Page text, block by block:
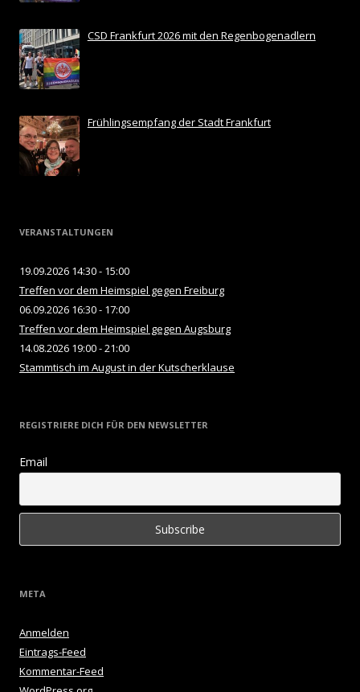
CSD Frankfurt 2026 mit den Regenbogenadlern
Frühlingsempfang der Stadt Frankfurt
VERANSTALTUNGEN
19.09.2026 14:30 - 15:00
Treffen vor dem Heimspiel gegen Freiburg
06.09.2026 16:30 - 17:00
Treffen vor dem Heimspiel gegen Augsburg
14.08.2026 19:00 - 21:00
Stammtisch im August in der Kutscherklause
REGISTRIERE DICH FÜR DEN NEWSLETTER
Email
META
Anmelden
Eintrags-Feed
Kommentar-Feed